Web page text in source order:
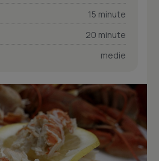
15 minute
20 minute
medie